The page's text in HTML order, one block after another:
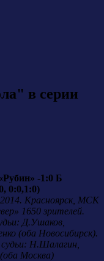
в серии
-1:0 Б
0:0,1:0)
2014. Красноярск, МСК
1650 зрителей.
Д.Ушаков,
(оба Новосибирск).
Н.Шалагин,
Москва)